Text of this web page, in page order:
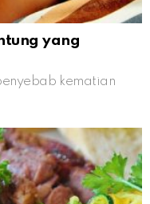
yang
kematian